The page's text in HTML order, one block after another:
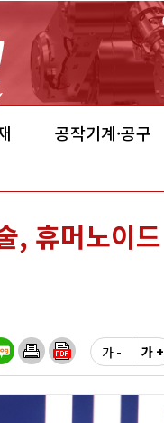
공작기계·공구
, 휴머노이드
가 - 가 +